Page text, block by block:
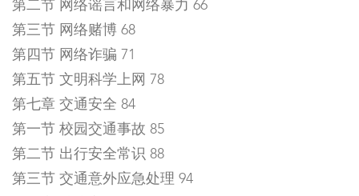
第二节 网络谣言和网络暴力 66
第三节 网络赌博 68
第四节 网络诈骗 71
第五节 文明科学上网 78
第七章 交通安全 84
第一节 校园交通事故 85
第二节 出行安全常识 88
第三节 交通意外应急处理 94